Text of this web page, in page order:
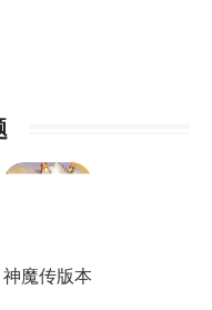
神魔传版本